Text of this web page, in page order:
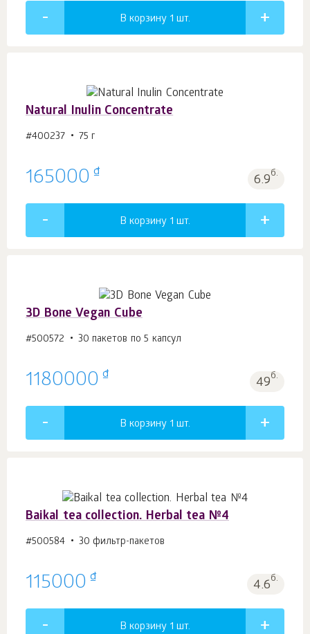
В корзину 1 шт.
Natural Inulin Concentrate
#400237 75 г
165000 ₫ 6.9б.
В корзину 1 шт.
3D Bone Vegan Cube
#500572 30 пакетов по 5 капсул
1180000 ₫ 49б.
В корзину 1 шт.
Baikal tea collection. Herbal tea №4
#500584 30 фильтр-пакетов
115000 ₫ 4.6б.
В корзину 1 шт.